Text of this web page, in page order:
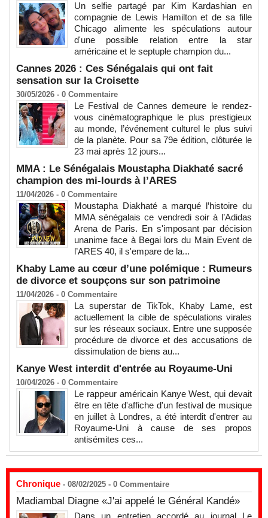
Un selfie partagé par Kim Kardashian en
compagnie de Lewis Hamilton et de sa fille
Chicago alimente les spéculations autour
d'une possible relation entre la star
américaine et le septuple champion du...
Cannes 2026 : Ces Sénégalais qui ont fait
sensation sur la Croisette
30/05/2026 - 0 Commentaire
Le Festival de Cannes demeure le rendez-
vous cinématographique le plus prestigieux
au monde, l’événement culturel le plus suivi
de la planète. Pour sa 79e édition, clôturée le
23 mai après 12 jours...
MMA : Le Sénégalais Moustapha Diakhaté sacré
champion des mi-lourds à l’ARES
11/04/2026 - 0 Commentaire
Moustapha Diakhaté a marqué l’histoire du
MMA sénégalais ce vendredi soir à l’Adidas
Arena de Paris. En s'imposant par décision
unanime face à Begai lors du Main Event de
l’ARES 40, il s'empare de la...
Khaby Lame au cœur d’une polémique : Rumeurs
de divorce et soupçons sur son patrimoine
11/04/2026 - 0 Commentaire
La superstar de TikTok, Khaby Lame, est
actuellement la cible de spéculations virales
sur les réseaux sociaux. Entre une supposée
procédure de divorce et des accusations de
dissimulation de biens au...
Kanye West interdit d'entrée au Royaume-Uni
10/04/2026 - 0 Commentaire
Le rappeur américain Kanye West, qui devait
être en tête d'affiche d'un festival de musique
en juillet à Londres, a été interdit d'entrer au
Royaume-Uni à cause de ses propos
antisémites ces...
Chronique - 08/02/2025 - 0 Commentaire
Madiambal Diagne «J'ai appelé le Général Kandé»
Dans un entretien accordé au journal Le